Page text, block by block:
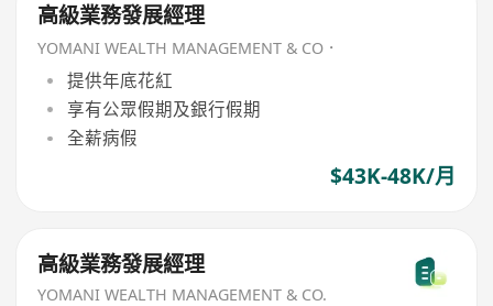
高級業務發展經理
YOMANI WEALTH MANAGEMENT & CO．
提供年底花紅
享有公眾假期及銀行假期
全薪病假
$43K-48K/月
高級業務發展經理
YOMANI WEALTH MANAGEMENT & CO.